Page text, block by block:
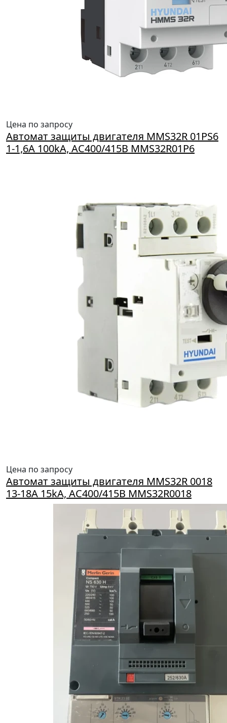
Цена по запросу
Автомат защиты двигателя MMS32R 01PS6
1-1,6A 100kA, AC400/415B MMS32R01P6
Цена по запросу
Автомат защиты двигателя MMS32R 0018
13-18A 15kA, AC400/415B MMS32R0018